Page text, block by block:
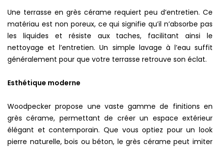
Une terrasse en grès cérame requiert peu d’entretien. Ce
matériau est non poreux, ce qui signifie qu’il n’absorbe pas
les liquides et résiste aux taches, facilitant ainsi le
nettoyage et l’entretien. Un simple lavage à l’eau suffit
généralement pour que votre terrasse retrouve son éclat.
Esthétique moderne
Woodpecker propose une vaste gamme de finitions en
grès cérame, permettant de créer un espace extérieur
élégant et contemporain. Que vous optiez pour un look
pierre naturelle, bois ou béton, le grès cérame peut imiter